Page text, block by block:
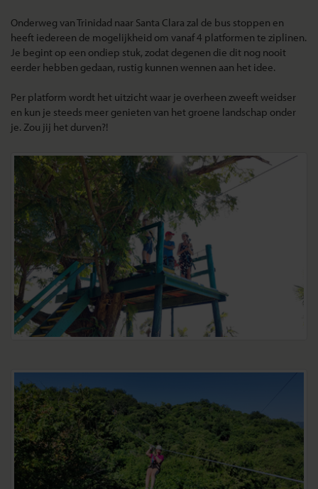
Onderweg van Trinidad naar Santa Clara zal de bus stoppen en
heeft iedereen de mogelijkheid om vanaf 4 platformen te ziplinen.
Je begint op een ondiep stuk, zodat degenen die dit nog nooit
eerder hebben gedaan, rustig kunnen wennen aan het idee.
Per platform wordt het uitzicht waar je overheen zweeft weidser
en kun je steeds meer genieten van het groene landschap onder
je. Zou jij het durven?!